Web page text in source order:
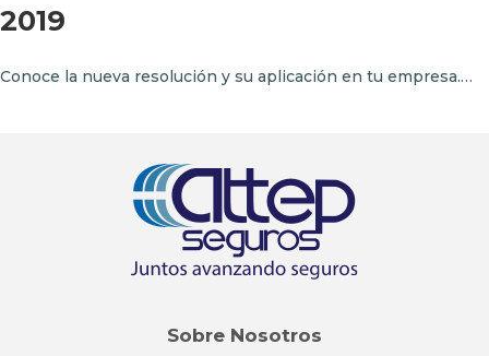
2019
Conoce la nueva resolución y su aplicación en tu empresa.…
Sobre Nosotros